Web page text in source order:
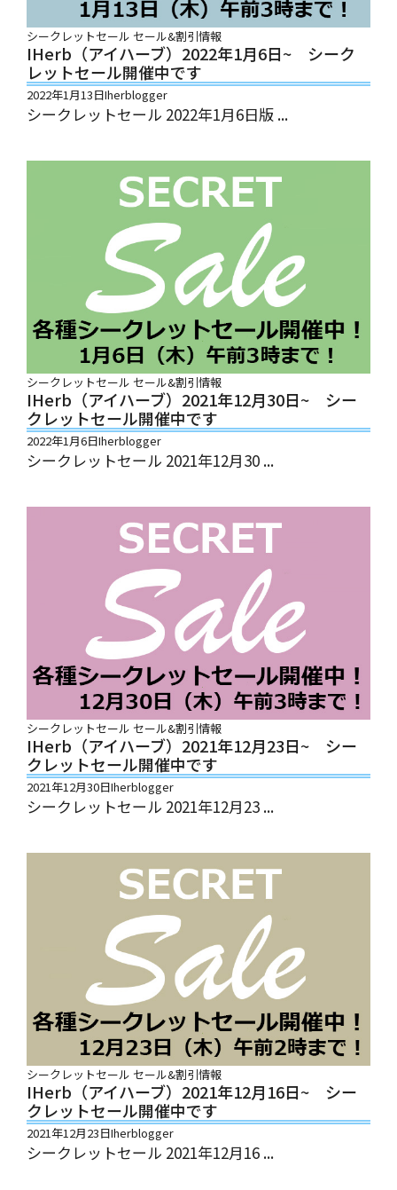
シークレットセール セール&割引情報
IHerb（アイハーブ）2022年1月6日~ シーク
レットセール開催中です
2022年1月13日Iherblogger
シークレットセール 2022年1月6日版 ...
シークレットセール セール&割引情報
IHerb（アイハーブ）2021年12月30日~ シー
クレットセール開催中です
2022年1月6日Iherblogger
シークレットセール 2021年12月30 ...
シークレットセール セール&割引情報
IHerb（アイハーブ）2021年12月23日~ シー
クレットセール開催中です
2021年12月30日Iherblogger
シークレットセール 2021年12月23 ...
シークレットセール セール&割引情報
IHerb（アイハーブ）2021年12月16日~ シー
クレットセール開催中です
2021年12月23日Iherblogger
シークレットセール 2021年12月16 ...